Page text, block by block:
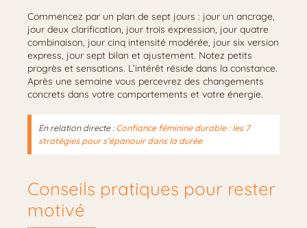
Commencez par un plan de sept jours : jour un ancrage,
jour deux clarification, jour trois expression, jour quatre
combinaison, jour cinq intensité modérée, jour six version
express, jour sept bilan et ajustement. Notez petits
progrès et sensations. L’intérêt réside dans la constance.
Après une semaine vous percevrez des changements
concrets dans votre comportements et votre énergie.
En relation directe :Confiance féminine durable : les 7
stratégies pour s’épanouir dans la durée
Conseils pratiques pour rester
motivé